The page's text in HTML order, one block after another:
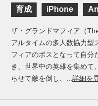
育成 iPhone
ザ・グランドマフィア（
アルタイムの多人数協力型
フィアのボスとなって自分
き、世界中の英雄を集めて
らせて敵を倒し、...詳細を